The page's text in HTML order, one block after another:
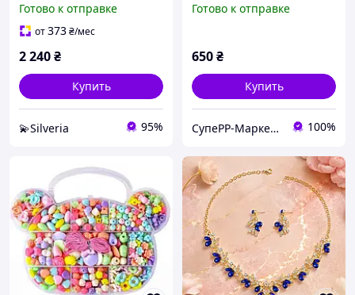
Готово к отправке
от373₴/мес
2 240₴
Купить
💫Silveria 95%
блеск
Готово к отправке
650₴
Купить
СупеРР-Маркет Корисних Товарів 100%